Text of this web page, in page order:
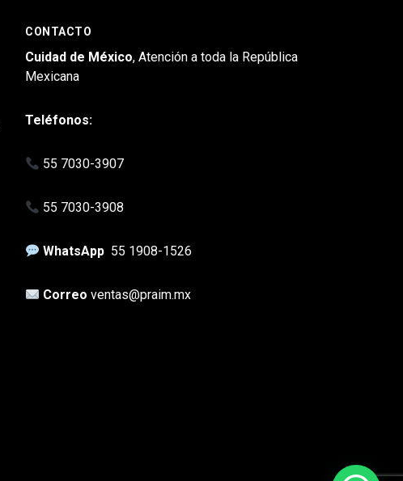
CONTACTO
Cuidad de México, Atención a toda la República
Mexicana
Teléfonos:
55 7030-3907
55 7030-3908
WhatsApp 55 1908-1526
Correoventas@praim.mx